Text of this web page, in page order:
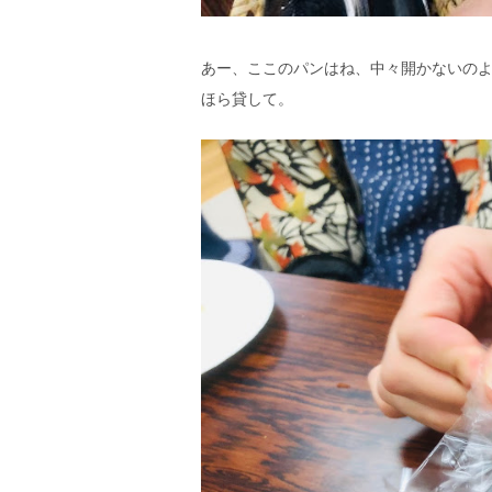
あー、ここのパンはね、中々開かないの
ほら貸して。